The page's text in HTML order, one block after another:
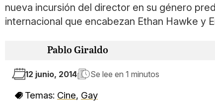
nueva incursión del director en su género
internacional que encabezan Ethan Hawke y
Pablo Giraldo
12 junio, 2014 Se lee en 1 minutos
Temas: Cine, Gay